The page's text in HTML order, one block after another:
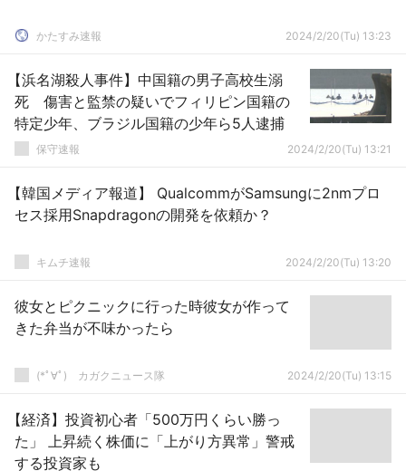
かたすみ速報 2024/2/20(Tu) 13:23
【浜名湖殺人事件】中国籍の男子高校生溺
死 傷害と監禁の疑いでフィリピン国籍の
特定少年、ブラジル国籍の少年ら5人逮捕
保守速報 2024/2/20(Tu) 13:21
【韓国メディア報道】 QualcommがSamsungに2nmプロ
セス採用Snapdragonの開発を依頼か？
キムチ速報 2024/2/20(Tu) 13:20
彼女とピクニックに行った時彼女が作って
きた弁当が不味かったら
(*ﾟ∀ﾟ)ゞカガクニュース隊 2024/2/20(Tu) 13:15
【経済】投資初心者「500万円くらい勝っ
た」 上昇続く株価に「上がり方異常」警戒
する投資家も